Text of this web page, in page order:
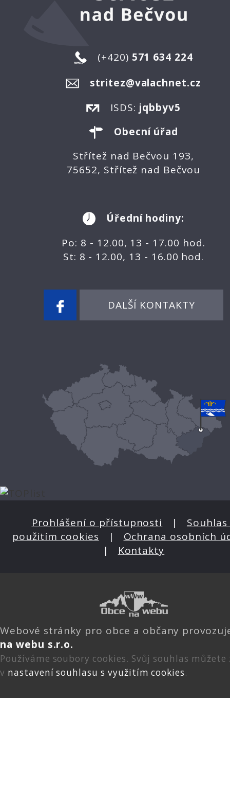
(+420) 571 634 224
stritez@valachnet.cz
ISDS: jqbbyv5
Obecní úřad
Střítež nad Bečvou 193,
75652, Střítež nad Bečvou
Úřední hodiny:
Po: 8 - 12.00, 13 - 17.00 hod.
St: 8 - 12.00, 13 - 16.00 hod.
DALŠÍ KONTAKTY
Prohlášení o přístupnosti | Souhlas
použitím cookies | Ochrana osobních
| Kontakty
Webové stránky pro obce a občany
na webu s.r.o.
Používáme soubory cookies. Svůj souhlas
v nastavení souhlasu s využitím cookies.